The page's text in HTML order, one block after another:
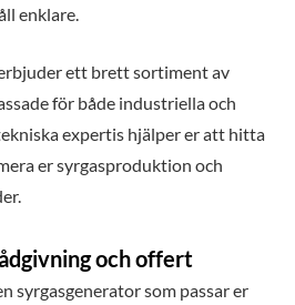
enklare.
ett brett sortiment av
för både industriella och
expertis hjälper er att hitta
er syrgasproduktion och
och offert
syrgasgenerator som passar er